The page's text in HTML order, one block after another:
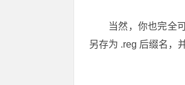
当然，你也完全
另存为 .reg 后缀名，